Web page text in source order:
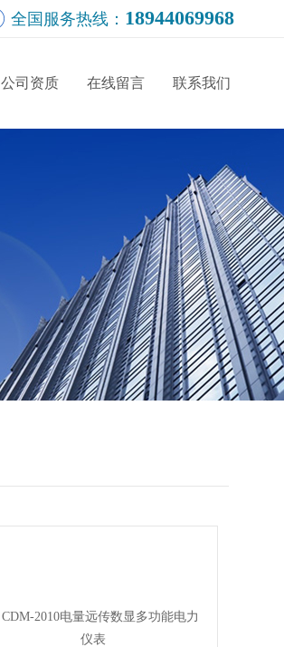
全国服务热线： 18944069968
公司资质 在线留言 联系我们